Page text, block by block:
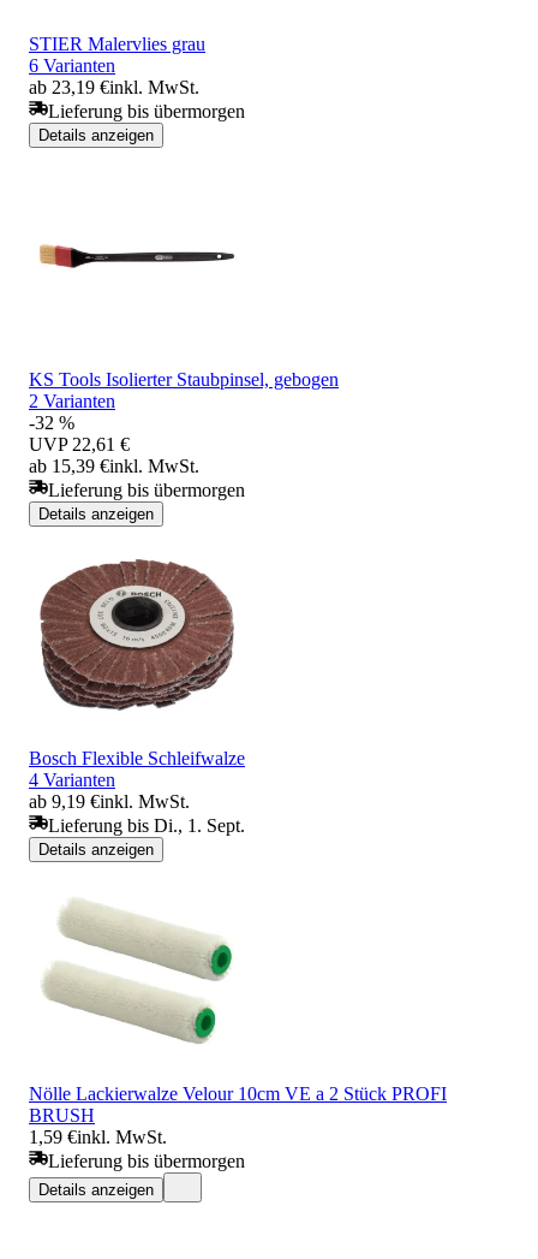
STIER Malervlies grau
6 Varianten
ab 23,19 €inkl. MwSt.
Lieferung bis übermorgen
Details anzeigen
KS Tools Isolierter Staubpinsel, gebogen
2 Varianten
-32 %
UVP 22,61 €
ab 15,39 €inkl. MwSt.
Lieferung bis übermorgen
Details anzeigen
Bosch Flexible Schleifwalze
4 Varianten
ab 9,19 €inkl. MwSt.
Lieferung bis Di., 1. Sept.
Details anzeigen
Nölle Lackierwalze Velour 10cm VE a 2 Stück PROFI
BRUSH
1,59 €inkl. MwSt.
Lieferung bis übermorgen
Details anzeigen